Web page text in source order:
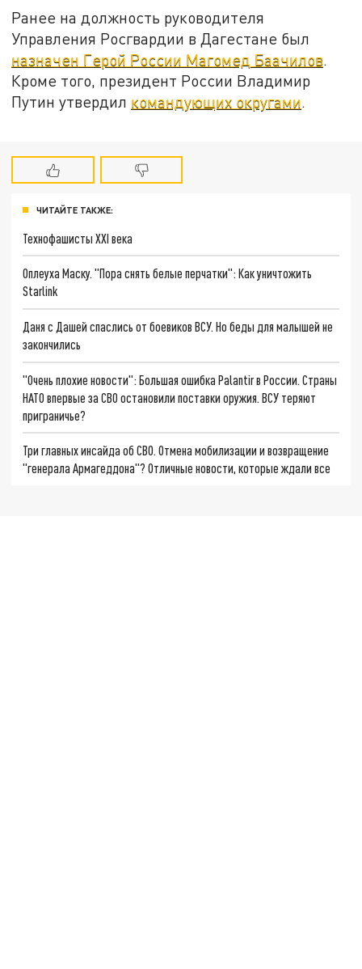
Ранее на должность руководителя
Управления Росгвардии в Дагестане был
назначен Герой России Магомед Баачилов.
Кроме того, президент России Владимир
Путин утвердил командующих округами.
ЧИТАЙТЕ ТАКЖЕ:
Технофашисты XXI века
Оплеуха Маску. "Пора снять белые перчатки": Как уничтожить
Starlink
Даня с Дашей спаслись от боевиков ВСУ. Но беды для малышей не
закончились
"Очень плохие новости": Большая ошибка Palantir в России. Страны
НАТО впервые за СВО остановили поставки оружия. ВСУ теряют
приграничье?
Три главных инсайда об СВО. Отмена мобилизации и возвращение
"генерала Армагеддона"? Отличные новости, которые ждали все